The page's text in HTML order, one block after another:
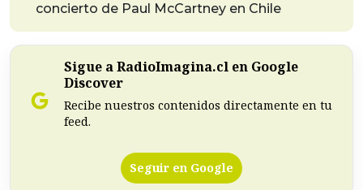
concierto de Paul McCartney en Chile
Sigue a RadioImagina.cl en Google
Discover
Recibe nuestros contenidos directamente en tu
feed.
Seguir en Google